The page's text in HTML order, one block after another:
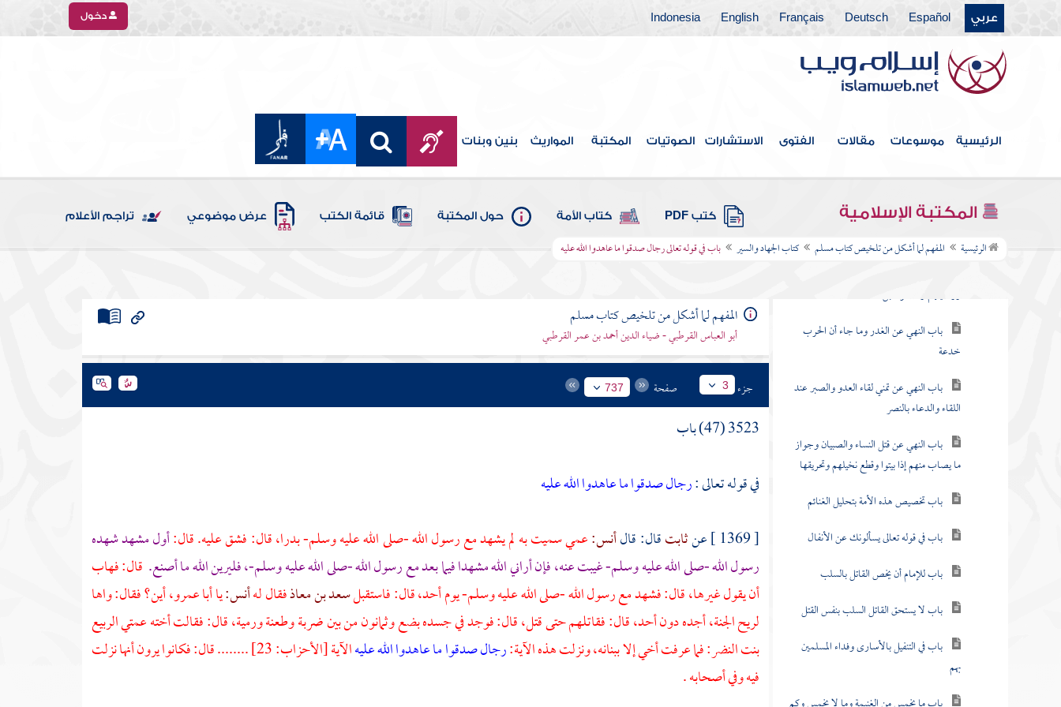
عربي Español
Deutsch
Français
English
Indonesia دخول
الرئيسية موسوعات مقالات الفتوى الاستشارات الصوتيات المكتبة المواريث بنين وبنات
المكتبة الإسلامية كتب PDF كتاب الأمة حول المكتبة قائمة الكتب عرض موضوعي تراجم الأعلام
الرئيسية المفهم لما أشكل من تلخيص كتاب مسلم كتاب الجهاد والسير باب في قوله تعالى رجال صدقوا ما عاهدوا الله عليه
أبواب كسوف الشمس والقمر
كتاب الجنائز
كتاب الزكاة
كتاب الصوم
أبواب الاعتكاف وليلة القدر
كتاب الحج
كتاب الجهاد والسير
ووصيتهم والدعوة قبل القتال
باب النهي عن الغدر وما جاء أن الحرب
خدعة
باب النهي عن تمني لقاء العدو والصبر عند
اللقاء والدعاء بالنصر
باب النهي عن قتل النساء والصبيان وجواز
ما يصاب منهم إذا بيتوا وقطع نخيلهم وتحريقها
باب تخصيص هذه الأمة بتحليل الغنائم
باب في قوله تعالى يسألونك عن الأنفال
باب للإمام أن يخص القاتل بالسلب
باب لا يستحق القاتل السلب بنفس القتل
باب في التنفيل بالأسارى وفداء المسلمين
بهم
المفهم لما أشكل من تلخيص كتاب مسلم
أبو العباس القرطبي - ضياء الدين أحمد بن عمر القرطبي
جزء 3 صفحة 737
3523 (47) باب
في قوله تعالى :رجال صدقوا ما عاهدوا الله عليه
[ 1369 ] عن
ثابتقال: قالأنس:عمي سميت به لم يشهد مع رسول الله -صلى الله عليه وسلم- بدرا، قال: فشق عليه. قال:أول مشهد شهده
رسول الله -صلى الله عليه وسلم- غيبت عنه، فإن أراني الله مشهدا فيما بعد مع رسول الله -صلى الله عليه وسلم-، فليرين الله ما أصنع. قال: فهاب
أن يقول غيرها، قال: فشهد مع رسول الله -صلى الله عليه وسلم- يومأحد،قال: فاستقبلسعد بن معاذفقال لهأنس:ياأبا عمرو،أين؟ فقال: واها
لريح الجنة، أجده دونأحد،قال: فقاتلهم حتى قتل، قال: فوجد في جسده بضع وثمانون من بين ضربة وطعنة ورمية، قال: فقالت أخته عمتيالربيع
بنت النضر:فما عرفت أخي إلا ببنانه، ونزلت هذه الآية:رجال صدقوا ما عاهدوا الله عليه
الآية [الأحزاب: 23] ........ قال: فكانوا يرون أنها نزلت
فيه وفي أصحابه .